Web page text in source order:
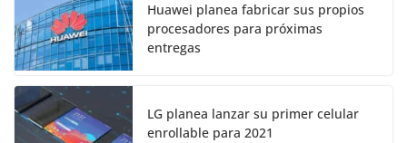
Huawei planea fabricar sus propios
procesadores para próximas
entregas
LG planea lanzar su primer celular
enrollable para 2021